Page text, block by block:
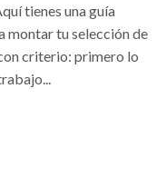
tienes una guía
montar tu selección de
criterio: primero lo